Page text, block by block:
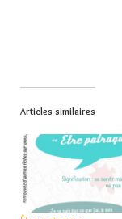
Articles similaires